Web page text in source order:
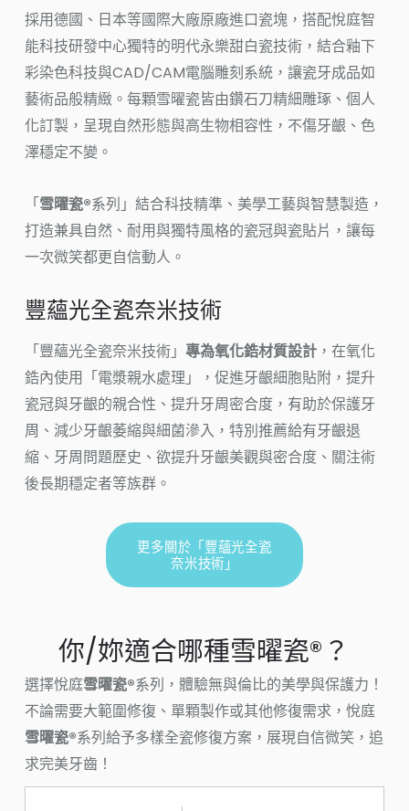
採用德國、日本等國際大廠原廠進口瓷塊，搭配悅庭智
能科技研發中心獨特的明代永樂甜白瓷技術，結合釉下
彩染色科技與CAD/CAM電腦雕刻系統，讓瓷牙成品如
藝術品般精緻。每顆雪曜瓷皆由鑽石刀精細雕琢、個人
化訂製，呈現自然形態與高生物相容性，不傷牙齦、色
澤穩定不變。
「雪曜瓷®系列」結合科技精準、美學工藝與智慧製造，
打造兼具自然、耐用與獨特風格的瓷冠與瓷貼片，讓每
一次微笑都更自信動人。
豐蘊光全瓷奈米技術
「豐蘊光全瓷奈米技術」 專為氧化鋯材質設計，在氧化
鋯內使用「電漿親水處理」，促進牙齦細胞貼附，提升
瓷冠與牙齦的親合性、提升牙周密合度，有助於保護牙
周、減少牙齦萎縮與細菌滲入，特別推薦給有牙齦退
縮、牙周問題歷史、欲提升牙齦美觀與密合度、關注術
後長期穩定者等族群。
更多關於「豐蘊光全瓷
奈米技術」
你/妳適合哪種雪曜瓷®？
選擇悅庭雪曜瓷®系列，體驗無與倫比的美學與保護力！
不論需要大範圍修復、單顆製作或其他修復需求，悅庭
雪曜瓷®系列給予多樣全瓷修復方案，展現自信微笑，追
求完美牙齒！